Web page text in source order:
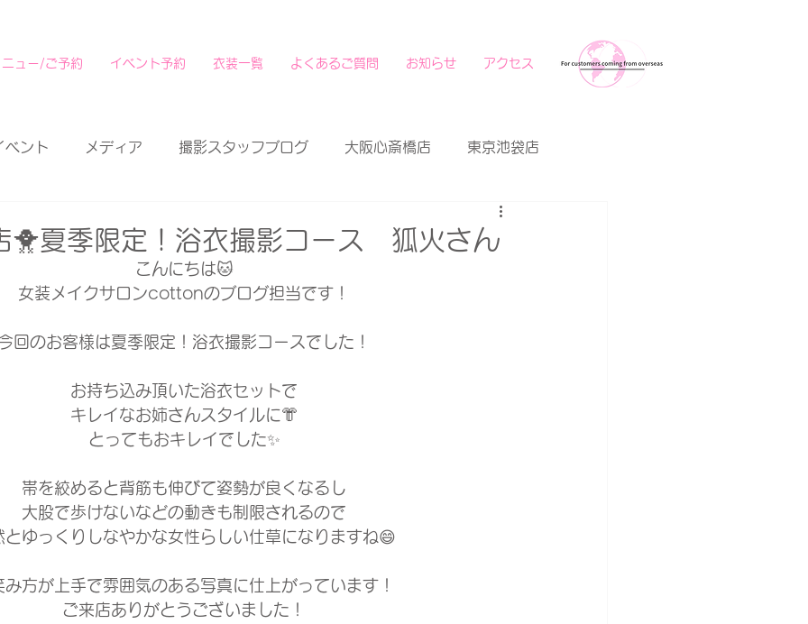
ュー/ご予約 イベント予約 衣装一覧 よくあるご質問 お知らせ アクセス
ベント メディア 撮影スタッフブログ 大阪心斎橋店 東京池袋店
🐥夏季限定！浴衣撮影コース 狐火さん
こんにちは🐱
女装メイクサロンcottonのブログ担当です！
回のお客様は夏季限定！浴衣撮影コースでした！
お持ち込み頂いた浴衣セットで
キレイなお姉さんスタイルに👘
とってもおキレイでした✨
帯を絞めると背筋も伸びて姿勢が良くなるし
大股で歩けないなどの動きも制限されるので
とゆっくりしなやかな女性らしい仕草になりますね😄
み方が上手で雰囲気のある写真に仕上がっています！
ご来店ありがとうございました！